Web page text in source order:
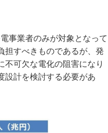
事業者のみが対象となって
担すべきものであるが、発
可欠な電化の阻害になり
設計を検討する必要があ